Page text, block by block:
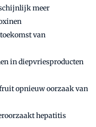
meer
van
in diepvriesproducten
opnieuw oorzaak van
hepatitis